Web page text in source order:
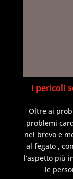
I pericoli
Oltre ai
problemi
nel brevo e
al fegato ,
l’aspetto più
le